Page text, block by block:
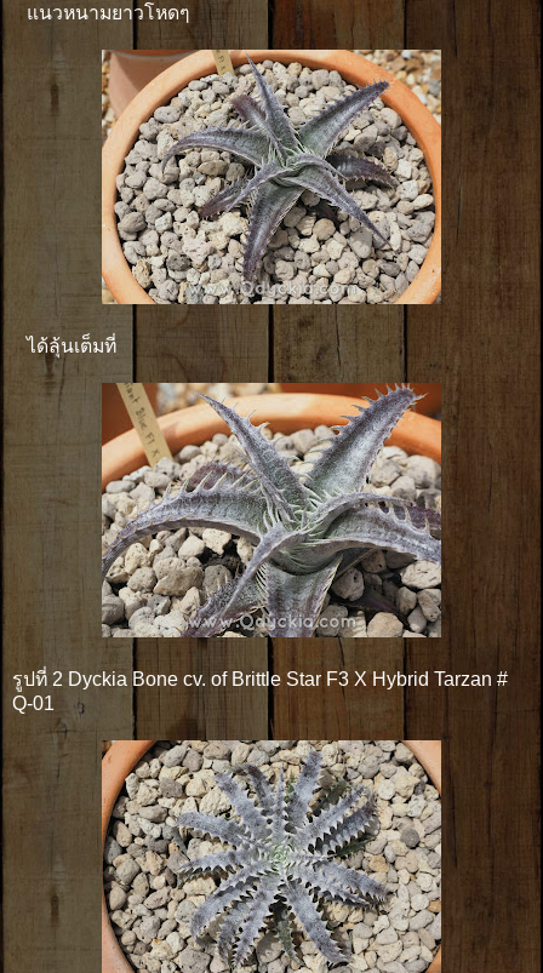
แนวหนามยาวโหดๆ
ได้ลุ้นเต็มที่
รูปที่ 2 Dyckia Bone cv. of Brittle Star F3 X Hybrid Tarzan #
Q-01